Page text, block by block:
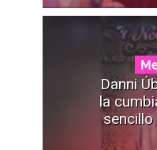
Danni
la
sencillo